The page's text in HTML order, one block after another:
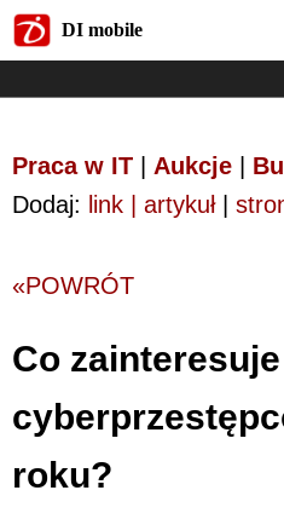
DI mobile
Praca w IT Aukcje
Dodaj: link | artykuł|
«POWRÓT
Co zainteresuje
roku?
DI mobile